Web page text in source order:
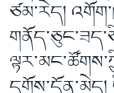
ཙམ་རེད།